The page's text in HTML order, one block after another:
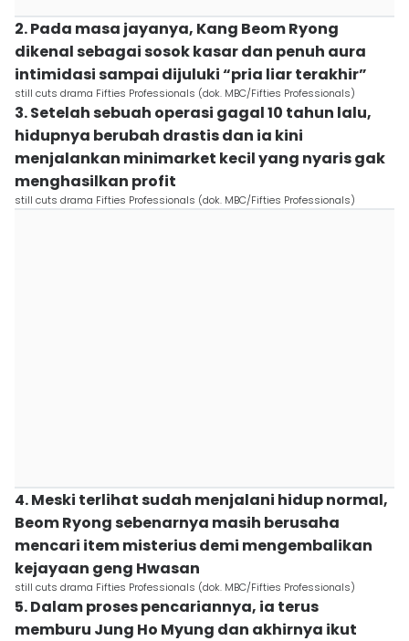
2. Pada masa jayanya, Kang Beom Ryong
dikenal sebagai sosok kasar dan penuh aura
intimidasi sampai dijuluki “pria liar terakhir”
still cuts drama Fifties Professionals (dok. MBC/Fifties Professionals)
3. Setelah sebuah operasi gagal 10 tahun lalu,
hidupnya berubah drastis dan ia kini
menjalankan minimarket kecil yang nyaris gak
menghasilkan profit
still cuts drama Fifties Professionals (dok. MBC/Fifties Professionals)
4. Meski terlihat sudah menjalani hidup normal,
Beom Ryong sebenarnya masih berusaha
mencari item misterius demi mengembalikan
kejayaan geng Hwasan
still cuts drama Fifties Professionals (dok. MBC/Fifties Professionals)
5. Dalam proses pencariannya, ia terus
memburu Jung Ho Myung dan akhirnya ikut